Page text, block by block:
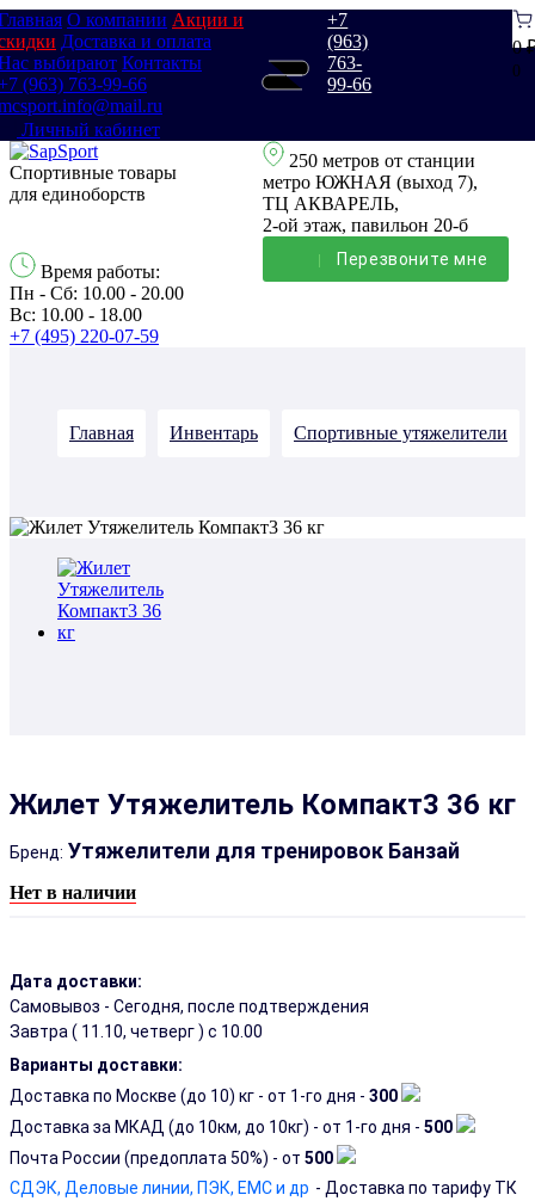
О компании Акции и
Доставка и оплата
выбирают Контакты
(963) 763-99-66
Личный кабинет
+7
(963)
763-
99-66
0
0
Спортивные товары
для единоборств
250 метров от станции
метро ЮЖНАЯ (выход 7),
ТЦ АКВАРЕЛЬ,
2-ой этаж, павильон 20-б
Время работы:
Пн - Сб: 10.00 - 20.00
Вс: 10.00 - 18.00
Перезвонитe мне
+7 (495) 220-07-59
Главная Инвентарь Спортивные утяжелители
Жилет Утяжелитель Компакт3 36 кг
Бренд: Утяжелители для тренировок Банзай
Нет в наличии
Дата доставки:
Самовывоз - Сегодня, после подтверждения
Завтра ( 11.10, четверг) с 10.00
Варианты доставки:
Доставка по Москве (до 10) кг - от 1-го дня - 300
Доставка за МКАД (до 10км, до 10кг) - от 1-го дня - 500
Почта России (предоплата 50%) - от 500
СДЭК, Деловые линии, ПЭК, EMC и др - Доставка по тарифу ТК